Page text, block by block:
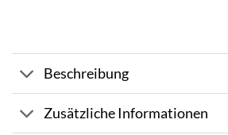
Beschreibung
Zusätzliche Informationen